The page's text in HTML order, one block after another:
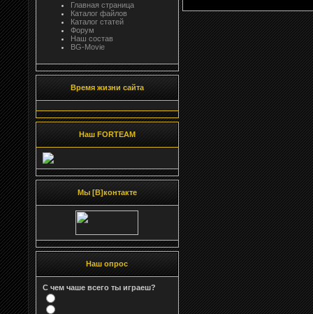
Главная страница
Каталог файлов
Каталог статей
Форум
Наш состав
BG-Movie
Время жизни сайта
Наш FORTEAM
Мы [В]контакте
Наш опрос
С чем чаше всего ты играеш?